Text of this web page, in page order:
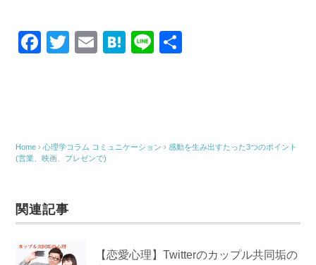
F
o
k
T
E
H
Li
Home ›心理学コラム コミュニケーション ›感動を生み出すたった3つのポイント
(営業、映画、プレゼンで)
関連記事
【恋愛心理】Twitterのカップル共同垢の